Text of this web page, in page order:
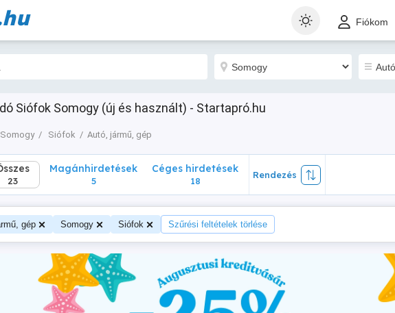
Fiókom
Siófok Somogy (új és használt) - Startapró.hu
Somogy Siófok Autó, jármű, gép
23
23
Magánhirdetések
5
Céges hirdetések
18
Rendezés
gép Somogy Siófok Szűrési feltételek törlése